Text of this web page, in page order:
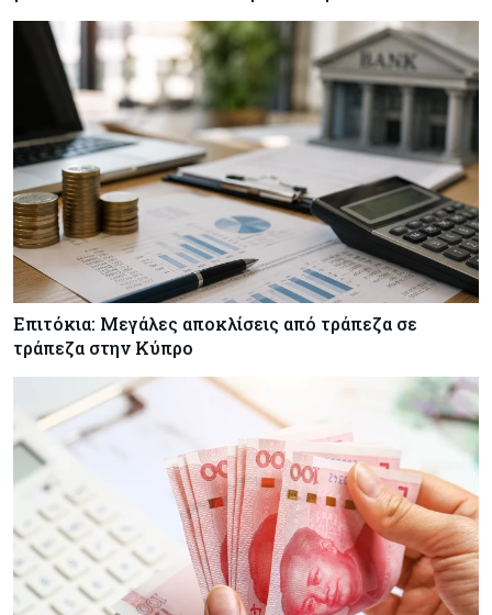
Με επένδυση €31 εκατ. προχωρά η
αναδιάρθρωση των Υπηρεσιών Κοινωνικής
Ευημερίας
Κύπρος 05-08-2026
Ακραία ζέστη: Έως €3,8 δισ. το κόστος για την
κυπριακή οικονομία μέχρι το 2050
Επιτόκια: Μεγάλες αποκλίσεις από τράπεζα σε
τράπεζα στην Κύπρο